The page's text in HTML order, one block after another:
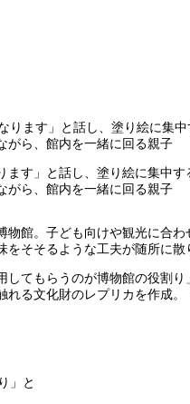
ます」と話し、塗り絵に集中す
がら、館内を一緒に回る親子
物館。子ども向けや観光に合
そそるような工夫が随所に散
してもらうのが博物館の役割
る文化財のレプリカを作成